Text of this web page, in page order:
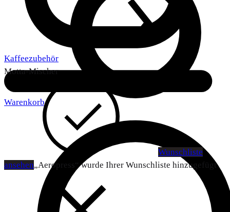
Warenkorb
Kaffeezubehör
Motta-Mischer
Wunschliste
ansehen„Aeropress“ wurde Ihrer Wunschliste hinzugefügt